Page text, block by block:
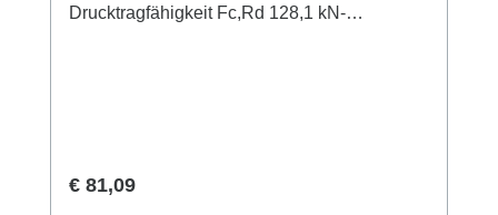
Drucktragfähigkeit Fc,Rd 128,1 kN-
Spezialwerkzeug erforderlich- Für
Regulärer Preis:
€ 81,09